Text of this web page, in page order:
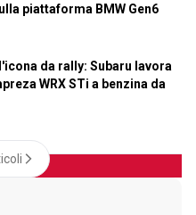
piattaforma BMW Gen6
da rally: Subaru lavora
WRX STi a benzina da